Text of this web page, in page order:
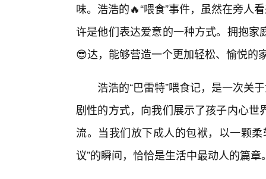
味。浩浩的🔥“喂食”事件，虽然在旁人
许是他们表达爱意的一种方式。拥抱
😎达，能够营造一个更加轻松、愉悦的
浩浩的“巴雷特”喂食记，是一次关
剧性的方式，向我们展示了孩子内心
流。当我们放下成人的包袱，以一颗
议”的瞬间，恰恰是生活中最动人的篇章